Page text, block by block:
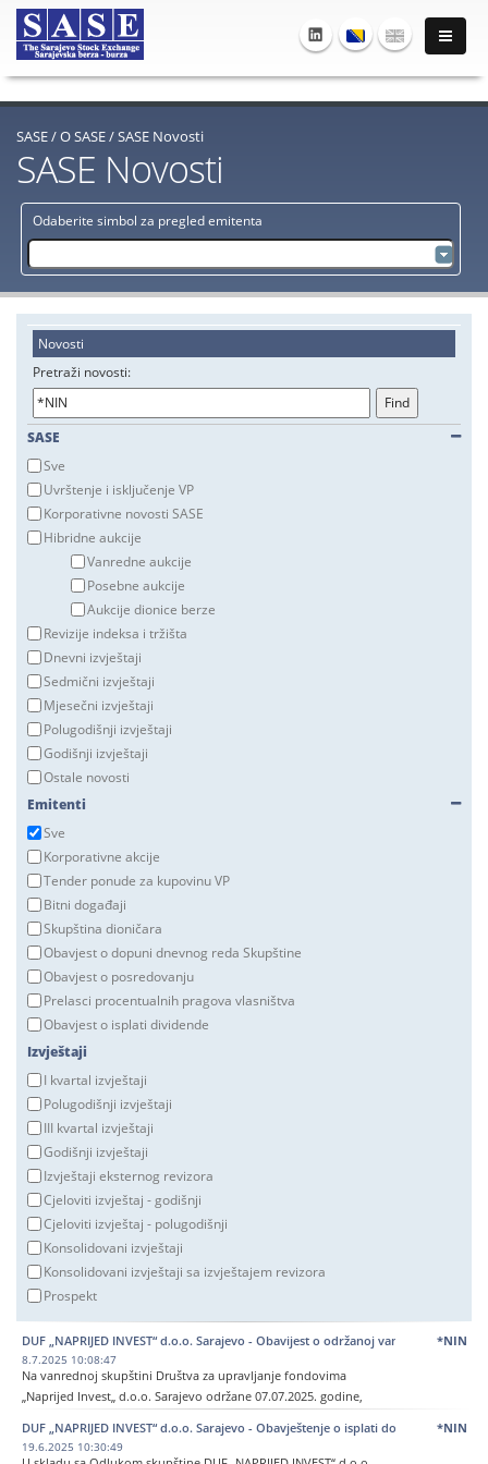
SASE/O SASE/SASE Novosti
Odaberite simbol za pregled emitenta
SASE Novosti
Novosti
Pretraži novosti:
SASE
Sve
Uvrštenje i isključenje VP
Korporativne novosti SASE
Hibridne aukcije
Vanredne aukcije
Posebne aukcije
Aukcije dionice berze
Revizije indeksa i tržišta
Dnevni izvještaji
Sedmični izvještaji
Mjesečni izvještaji
Polugodišnji izvještaji
Godišnji izvještaji
Ostale novosti
Emitenti
Sve
Korporativne akcije
Tender ponude za kupovinu VP
Bitni događaji
Skupština dioničara
Obavjest o dopuni dnevnog reda Skupštine
Obavjest o posredovanju
Prelasci procentualnih pragova vlasništva
Obavjest o isplati dividende
Izvještaji
I kvartal izvještaji
Polugodišnji izvještaji
III kvartal izvještaji
Godišnji izvještaji
Izvještaji eksternog revizora
Cjeloviti izvještaj - godišnji
Cjeloviti izvještaj - polugodišnji
Konsolidovani izvještaji
Konsolidovani izvještaji sa izvještajem revizora
Prospekt
DUF „NAPRIJED INVEST“ d.o.o. Sarajevo - Obavijest o održanoj vanrednoj
8.7.2025 10:08:47
Na vanrednoj skupštini Društva za upravljanje fondovima
„Naprijed Invest„ d.o.o. Sarajevo održane 07.07.2025. godine,
- Donesena Odluka o razrješenju Odbora za reviziju društva, radi
*NIN
DUF „NAPRIJED INVEST“ d.o.o. Sarajevo - Obavještenje o isplati dobiti udjeličaru
19.6.2025 10:30:49
*NIN